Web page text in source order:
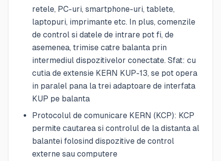
retele, PC-uri, smartphone-uri, tablete,
laptopuri, imprimante etc. In plus, comenzile
de control si datele de intrare pot fi, de
asemenea, trimise catre balanta prin
intermediul dispozitivelor conectate. Sfat: cu
cutia de extensie KERN KUP-13, se pot opera
in paralel pana la trei adaptoare de interfata
KUP pe balanta
Protocolul de comunicare KERN (KCP): KCP
permite cautarea si controlul de la distanta al
balantei folosind dispozitive de control
externe sau computere